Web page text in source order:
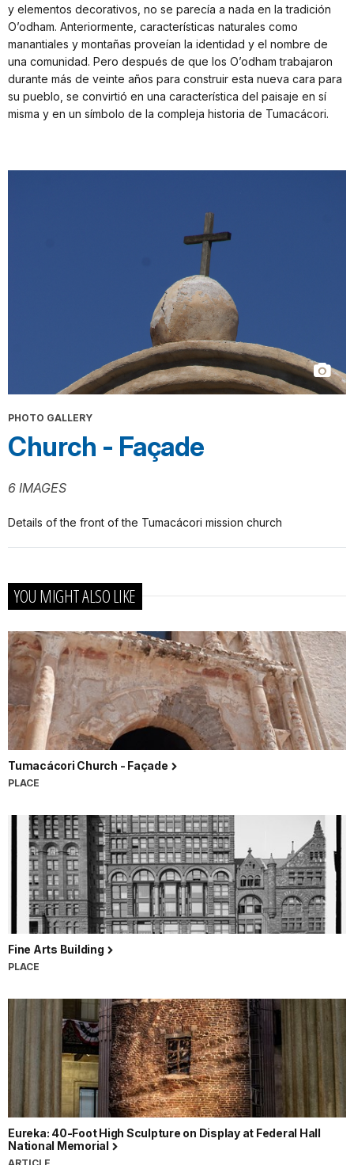
y elementos decorativos, no se parecía a nada en la tradición
O’odham. Anteriormente, características naturales como
manantiales y montañas proveían la identidad y el nombre de
una comunidad. Pero después de que los O’odham trabajaron
durante más de veinte años para construir esta nueva cara para
su pueblo, se convirtió en una característica del paisaje en sí
misma y en un símbolo de la compleja historia de Tumacácori.
PHOTO GALLERY
Church - Façade
6 IMAGES
Details of the front of the Tumacácori mission church
YOU MIGHT ALSO LIKE
Tumacácori Church - Façade
PLACE
Fine Arts Building
PLACE
Eureka: 40-Foot High Sculpture on Display at Federal Hall
National Memorial